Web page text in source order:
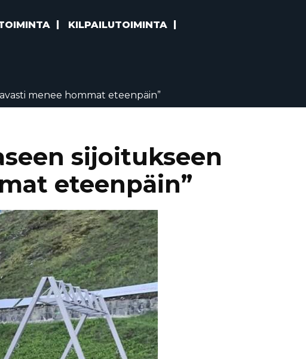
KILPAILUTOIMINTA
menee hommat eteenpäin”
sijoitukseen
eteenpäin”